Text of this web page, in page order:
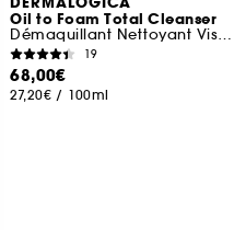
Oil to Foam Total Cleanser
Démaquillant Nettoyant Visage
19
68,00€
27,20€ / 100ml